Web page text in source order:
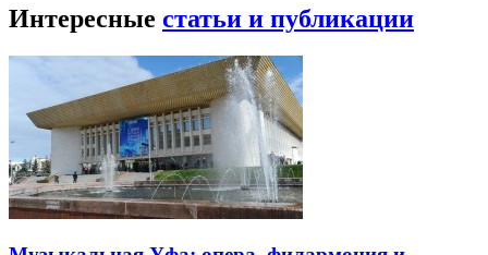
Интересные статьи и публикации